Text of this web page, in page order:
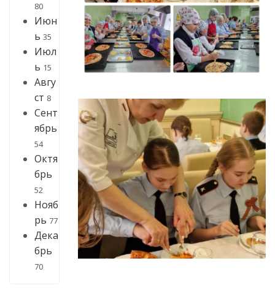
80
Июн
ь 35
Июл
ь 15
Авгу
ст 8
Сент
ябрь
54
Октя
брь
52
Нояб
рь 77
Дека
брь
70